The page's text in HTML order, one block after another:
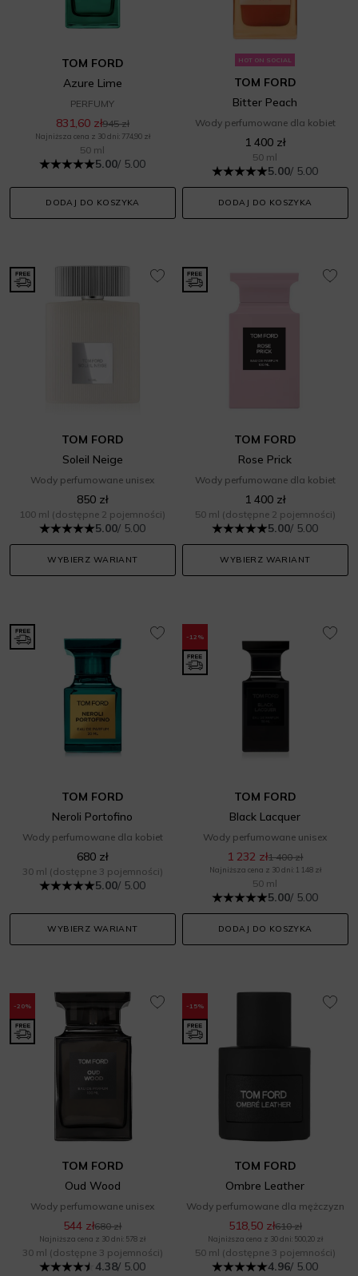
TOM FORD
Azure Lime
PERFUMY
831,60 zł945 zł
Najniższa cena z 30 dni: 774,90 zł
50 ml
5.00/ 5.00
DODAJ DO KOSZYKA
HOT ON SOCIAL
TOM FORD
Bitter Peach
Wody perfumowane dla kobiet
1 400 zł
50 ml
5.00/ 5.00
DODAJ DO KOSZYKA
TOM FORD
Soleil Neige
Wody perfumowane unisex
850 zł
100 ml (dostępne 2 pojemności)
5.00/ 5.00
WYBIERZ WARIANT
TOM FORD
Rose Prick
Wody perfumowane dla kobiet
1 400 zł
50 ml (dostępne 2 pojemności)
5.00/ 5.00
WYBIERZ WARIANT
TOM FORD
Neroli Portofino
Wody perfumowane dla kobiet
680 zł
30 ml (dostępne 3 pojemności)
5.00/ 5.00
WYBIERZ WARIANT
-12%
TOM FORD
Black Lacquer
Wody perfumowane unisex
1 232 zł1 400 zł
Najniższa cena z 30 dni: 1 148 zł
50 ml
5.00/ 5.00
DODAJ DO KOSZYKA
-20%
TOM FORD
Oud Wood
Wody perfumowane unisex
544 zł680 zł
Najniższa cena z 30 dni: 578 zł
30 ml (dostępne 3 pojemności)
4.38/ 5.00
-15%
TOM FORD
Ombre Leather
Wody perfumowane dla mężczyzn
518,50 zł610 zł
Najniższa cena z 30 dni: 500,20 zł
50 ml (dostępne 3 pojemności)
4.96/ 5.00